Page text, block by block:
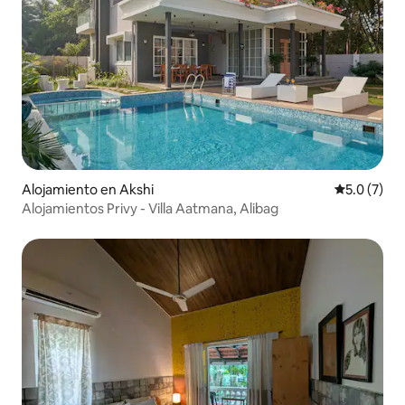
Alojamiento en Akshi
5.0 (7)
Alojamientos Privy - Villa Aatmana, Alibag